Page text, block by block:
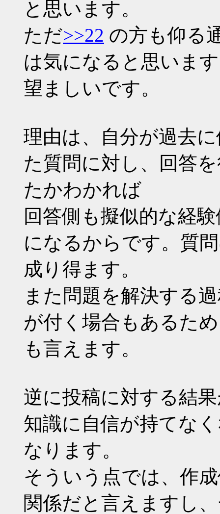
と思います。
ただ>>22 の方も仰る
は気になると思いま
望ましいです。
理由は、自分が過去
た質問に対し、回答
たかわかれば
回答側も擬似的な経
になるからです。質
成り得ます。
また問題を解決する
が付く場合もあるた
も言えます。
逆に投稿に対する結
知識に自信が持てな
なります。
そういう点では、作
関係だと言えますし